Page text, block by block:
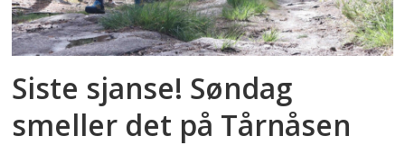
Siste sjanse! Søndag
smeller det på Tårnåsen